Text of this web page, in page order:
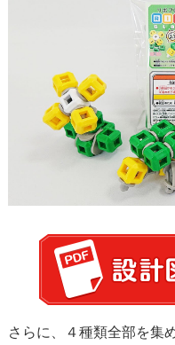
さらに、４種類全部を集